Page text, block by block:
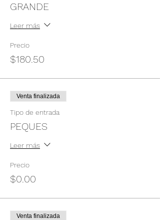
GRANDE
Leer más
Precio
$180.50
Venta finalizada
Tipo de entrada
PEQUES
Leer más
Precio
$0.00
Venta finalizada